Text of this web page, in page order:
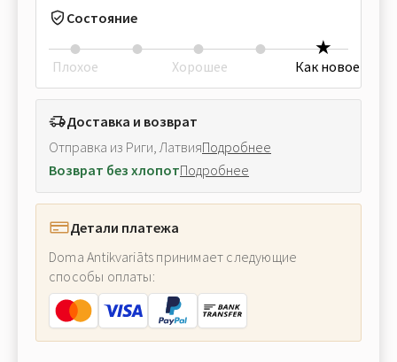
Состояние
Плохое Хорошее Как новое
Доставка и возврат
Отправка из Риги, ЛатвияПодробнее
Возврат без хлопотПодробнее
Детали платежа
Doma Antikvariāts принимает следующие
способы оплаты: